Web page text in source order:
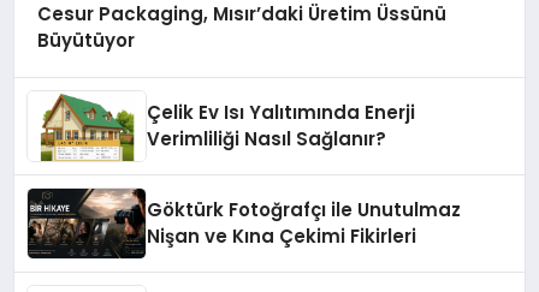
Cesur Packaging, Mısır’daki Üretim Üssünü
Büyütüyor
Çelik Ev Isı Yalıtımında Enerji
Verimliliği Nasıl Sağlanır?
Göktürk Fotoğrafçı ile Unutulmaz
Nişan ve Kına Çekimi Fikirleri